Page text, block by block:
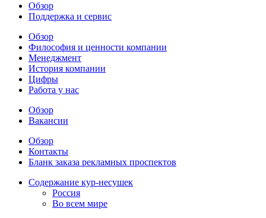
Обзор
Поддержка и сервис
Обзор
Философия и ценности компании
Менеджмент
История компании
Цифры
Работа у нас
Обзор
Вакансии
Обзор
Контакты
Бланк заказа рекламных проспектов
Содержание кур-несушек
Россия
Во всем мире